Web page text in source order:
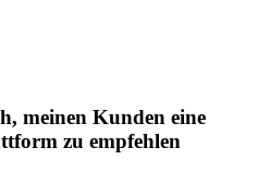
meinen Kunden eine
zu empfehlen